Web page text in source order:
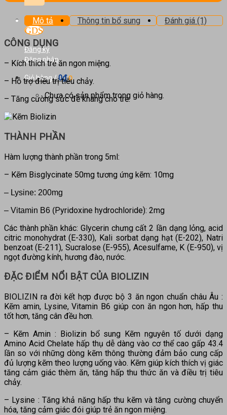
Đăng ký
Đăng nhập
Giỏ hàng /0₫ 0
Chưa có sản phẩm trong giỏ hàng.
Mô tả Thông tin bổ sung Đánh giá (1)
CÔNG DỤNG
– Kích thích trẻ ăn ngon miệng.
– Hỗ trợ điều trị tiêu chảy.
– Tăng cường sức đề kháng cho trẻ.
THÀNH PHẦN
Hàm lượng thành phần trong 5ml:
– Kẽm Bisglycinate 50mg tương ứng kẽm: 10mg
– Lysine: 200mg
– Vitamin B6 (Pyridoxine hydrochloride): 2mg
Các thành phần khác: Glycerin chưng cất 2 lần dạng lỏng, acid
citric monohydrat (E-330), Kali sorbat dạng hạt (E-202), Natri
benzoat (E-211), Sucralose (E-955), Acesulfame, K (E-950), vị
ngọt đường kính, hương đào, nước.
ĐẶC ĐIỂM NỔI BẬT CỦA BIOLIZIN
BIOLIZIN ra đời kết hợp được bộ 3 ăn ngon chuẩn châu Âu :
Kẽm amin, Lysine, Vitamin B6 giúp con ăn ngon hơn, hấp thu
tốt hơn, tăng cân đều hơn.
– Kẽm Amin : Biolizin bổ sung Kẽm nguyên tố dưới dạng
Amino Acid Chelate hấp thụ dễ dàng vào cơ thể cao gấp 43.4
lần so với những dòng kẽm thông thường đảm bảo cung cấp
đủ lượng kẽm theo lượng uống vào. Kẽm giúp kích thích vị giác
tăng cảm giác thèm ăn, tăng hấp thu thức ăn và điều trị tiêu
chảy.
– Lysine : Tăng khả năng hấp thu kẽm và tăng cường chuyển
hóa, tăng cảm giác đói giúp trẻ ăn ngon miệng.